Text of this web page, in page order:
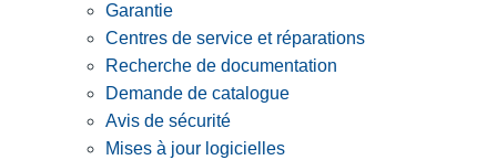
Garantie
Centres de service et réparations
Recherche de documentation
Demande de catalogue
Avis de sécurité
Mises à jour logicielles